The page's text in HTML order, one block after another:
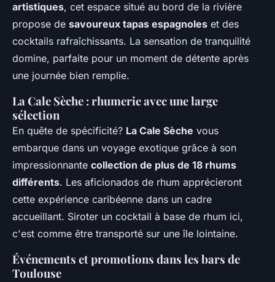
artistiques, cet espace situé au bord de la rivière
propose de savoureux tapas espagnoles et des
cocktails rafraîchissants. La sensation de tranquilité
domine, parfaite pour un moment de détente après
une journée bien remplie.
La Cale Sèche : rhumerie avec une large
sélection
En quête de spécificité? La Cale Sèche vous
embarque dans un voyage exotique grâce à son
impressionnante collection de plus de 18 rhums
différents. Les aficionados de rhum apprécieront
cette expérience caribéenne dans un cadre
accueillant. Siroter un cocktail à base de rhum ici,
c'est comme être transporté sur une île lointaine.
Événements et promotions dans les bars de
Toulouse